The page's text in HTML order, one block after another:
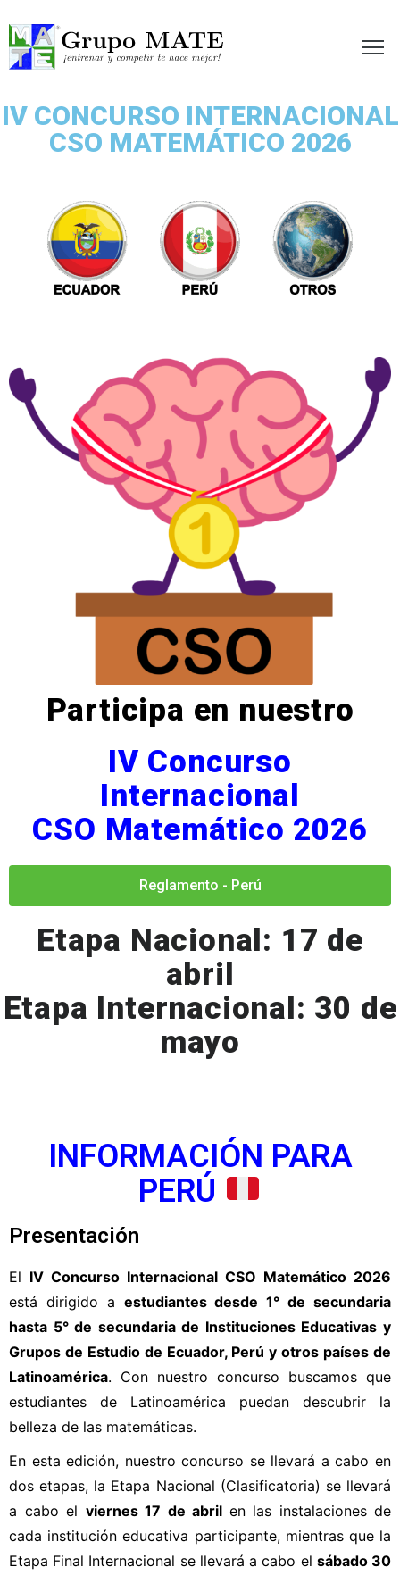
te hace mejor!
IV CONCURSO INTERNACIONAL
CSO MATEMÁTICO 2026
Participa en nuestro
IV Concurso
Internacional
CSO Matemático 2026
Reglamento - Perú
Etapa Nacional: 17 de
abril
Etapa Internacional: 30 de
mayo
INFORMACIÓN PARA
PERÚ
Presentación
El IV Concurso Internacional CSO Matemático 2026
está dirigido a estudiantes desde 1° de secundaria
hasta 5° de secundaria de Instituciones Educativas y
Grupos de Estudio de Ecuador, Perú y otros países de
Latinoamérica. Con nuestro concurso buscamos que
estudiantes de Latinoamérica puedan descubrir la
belleza de las matemáticas.
En esta edición, nuestro concurso se llevará a cabo en
dos etapas, la Etapa Nacional (Clasificatoria) se llevará
a cabo el viernes 17 de abril en las instalaciones de
cada institución educativa participante, mientras que la
Etapa Final Internacional se llevará a cabo el sábado 30